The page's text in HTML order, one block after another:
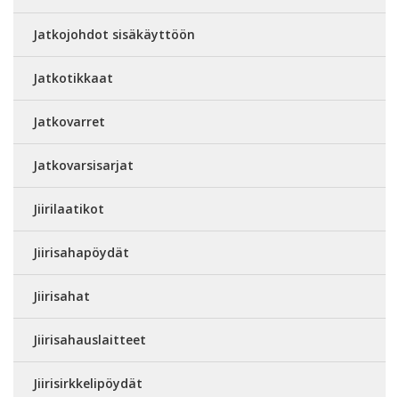
Jatkojohdot sisäkäyttöön
Jatkotikkaat
Jatkovarret
Jatkovarsisarjat
Jiirilaatikot
Jiirisahapöydät
Jiirisahat
Jiirisahauslaitteet
Jiirisirkkelipöydät